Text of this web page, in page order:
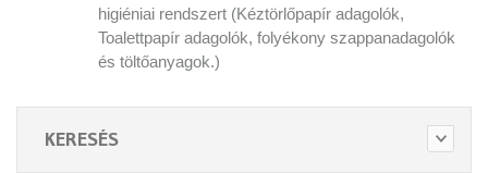
higiéniai rendszert (Kéztörlőpapír adagolók,
Toalettpapír adagolók, folyékony szappanadagolók
és töltőanyagok.)
KERESÉS